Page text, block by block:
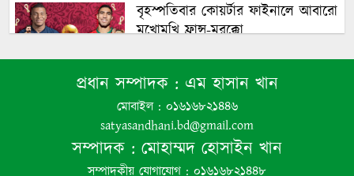
বৃহস্পতিবার কোয়র্টার ফাইনালে আবারো
মুখোমুখি ফ্রান্স-মরক্কো
চট্টগ্রাম বিমানবন্দরে ফ্লাইট চলাচল
স্বাভাবিক
মধ্যপ্রাচ্যজুড়ে ৮৫টি মার্কিন সামরিক
প্রধান সম্পাদক : এম হাসান খান
মোবাইল : ০১৬১৬৮২১৪৪৬
satyasandhani.bd@gmail.com
সম্পাদক : মোহাম্মদ হোসাইন খান
সম্পাদকীয় যোগাযোগ : ০১৬১৬৮২১৪৪৮